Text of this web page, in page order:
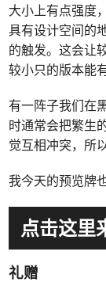
大小上有点强度
具有设计空间的
的触发。这会让
较小只的版本能
有一阵子我们在
时通常会把繁生
觉互相冲突，所
我今天的预览牌
点击这里
礼赠